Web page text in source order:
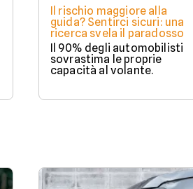
Il rischio maggiore alla
guida? Sentirci sicuri: una
ricerca svela il paradosso
Il 90% degli automobilisti
sovrastima le proprie
capacità al volante.